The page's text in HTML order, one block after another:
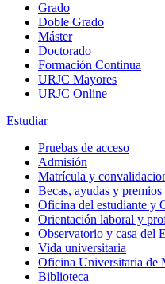
Grado
Doble Grado
Máster
Doctorado
Formación Continua
URJC Mayores
URJC Online
Estudiar
Pruebas de acceso
Admisión
Matrícula y
Becas, ayudas y premios
Oficina del estudiante y
Orientación laboral y
Observatorio y casa del
Vida universitaria
Oficina Universitaria de
Biblioteca